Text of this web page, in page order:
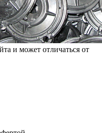
и может отличаться от